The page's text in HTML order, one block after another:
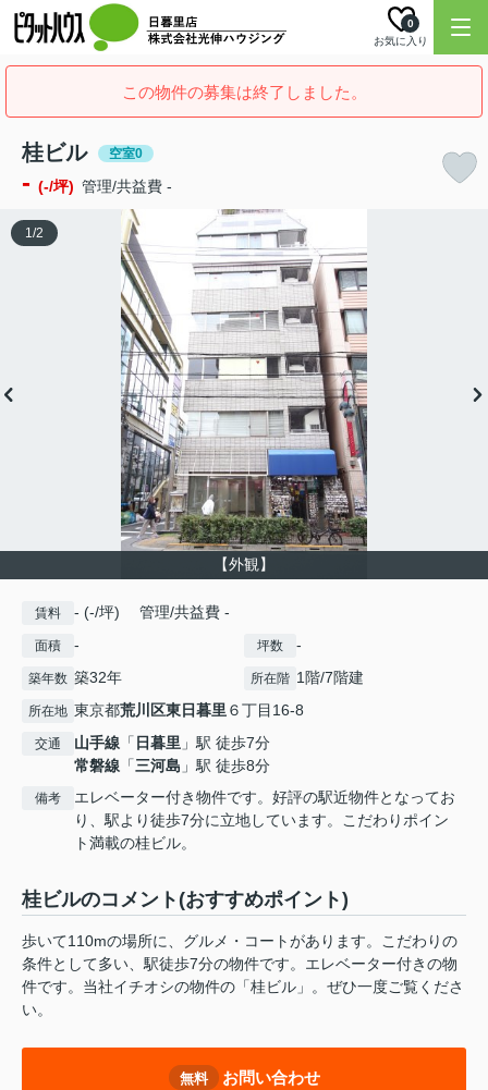
お気に入り
0
この物件の募集は終了しました。
桂ビル 空室0
- (-/坪) 管理/共益費 -
【外観】
1/2
賃料 - (-/坪) 管理/共益費 -
面積 - 坪数 -
築年数 築32年 所在階 1階/7階建
所在地 東京都荒川区東日暮里６丁目16-8
交通 山手線 「 日暮里 」駅 徒歩7分
常磐線 「三河島 」駅 徒歩8分
備考
エレベーター付き物件です。好評の駅近物件となってお
り、駅より徒歩7分に立地しています。こだわりポイン
ト満載の桂ビル。
桂ビルのコメント(おすすめポイント)
歩いて110mの場所に、グルメ・コートがあります。こだわりの
条件として多い、駅徒歩7分の物件です。エレベーター付きの物
件です。当社イチオシの物件の「桂ビル」。ぜひ一度ご覧くださ
い。
無料 お問い合わせ